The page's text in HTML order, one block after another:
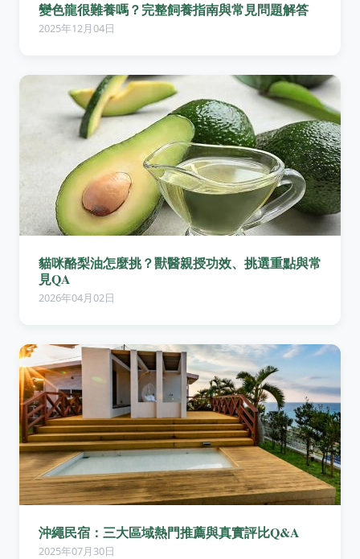
變色龍很難養嗎？完整飼養指南與常見問題解答
2025年12月04日
貓咪酪梨油怎麼挑？獸醫親授功效、挑選重點與常
見QA
2026年04月02日
沖繩民宿：三大區域熱門推薦與真實評比Q&A
2025年07月30日